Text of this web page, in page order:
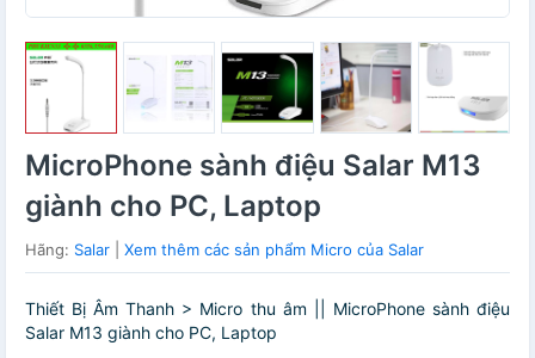
MicroPhone sành điệu Salar M13
giành cho PC, Laptop
Hãng: Salar Xem thêm các sản phẩm Micro của Salar
Thiết Bị Âm Thanh > Micro thu âm || MicroPhone sành điệu
Salar M13 giành cho PC, Laptop